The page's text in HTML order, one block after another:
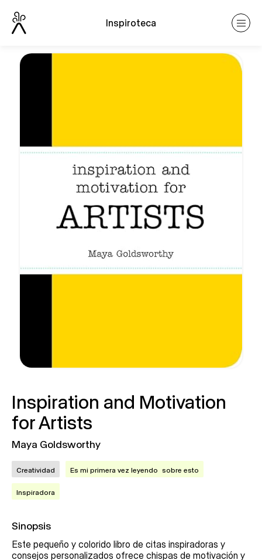
Inspiroteca
Inspiration and Motivation
for Artists
Maya Goldsworthy
Creatividad Es mi primera vez leyendo sobre esto
Inspiradora
Sinopsis
Este pequeño y colorido libro de citas inspiradoras y
consejos personalizados ofrece chispas de motivación y